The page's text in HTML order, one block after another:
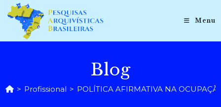
para
conteúdo
Menu
Blog
> Profissional > POLÍTICA AFIRMATIVA NA